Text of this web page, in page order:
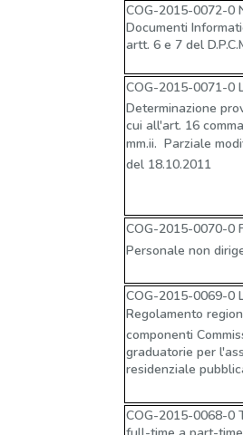
COG-2015-0072-0
Documenti
artt. 6 e 7 del
COG-2015-0071-0
Determinazione
cui all'art. 16
mm.ii.  Parziale
del 18.10.2011
COG-2015-0070-0
Personale non
COG-2015-0069-0
Regolamento
componenti
graduatorie per
residenziale
COG-2015-0068-0